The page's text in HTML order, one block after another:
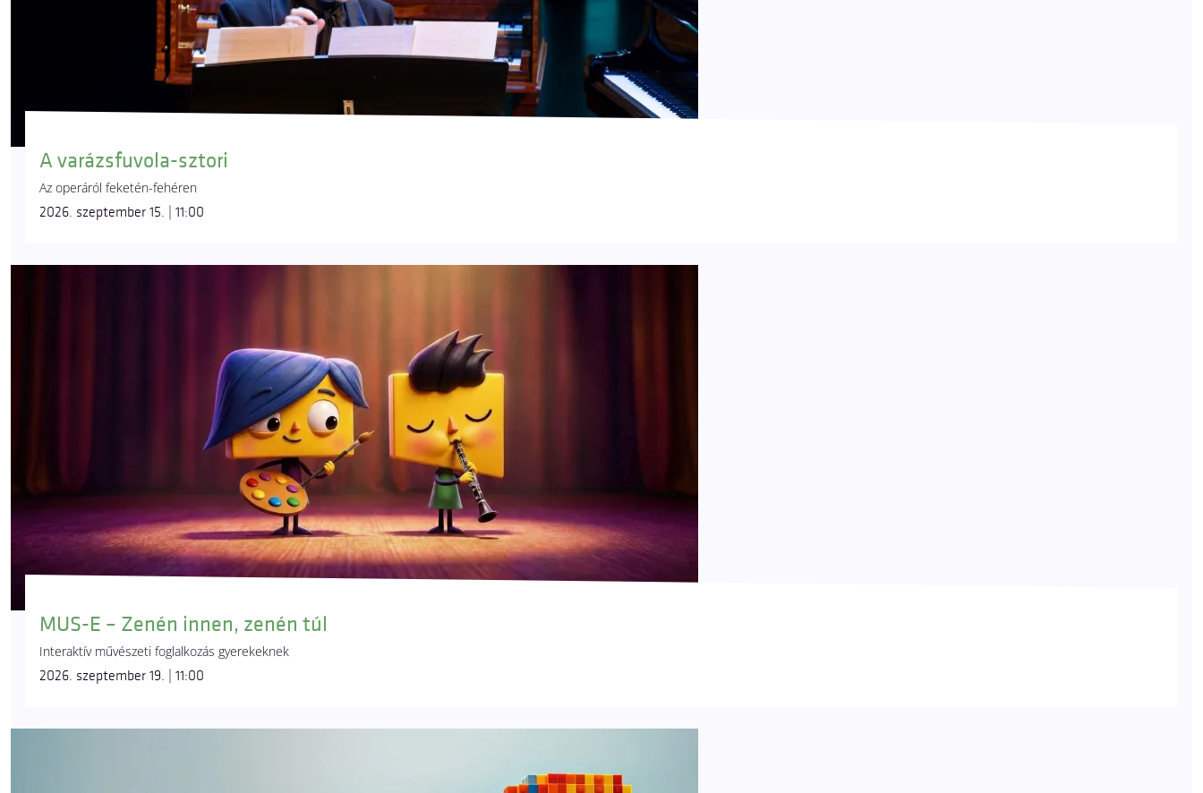
A varázsfuvola-sztori
Az operáról feketén-fehéren
2026. szeptember 15. | 11:00
MUS-E – Zenén innen, zenén túl
Interaktív művészeti foglalkozás gyerekeknek
2026. szeptember 19. | 11:00